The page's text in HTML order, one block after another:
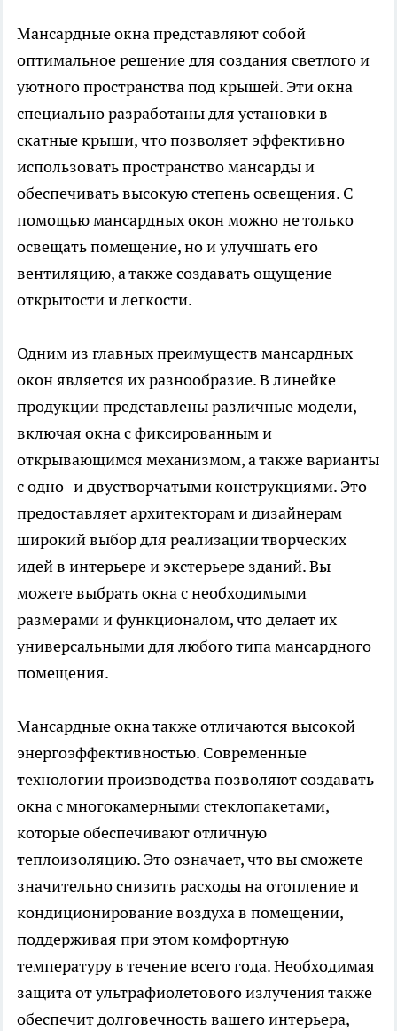
Мансардные окнапредставляют собой
оптимальное решение для создания светлого и
уютного пространства под крышей. Эти окна
специально разработаны для установки в
скатные крыши, что позволяет эффективно
использовать пространство мансарды и
обеспечивать высокую степень освещения. С
помощью мансардных окон можно не только
освещать помещение, но и улучшать его
вентиляцию, а также создавать ощущение
открытости и легкости.
Одним из главных преимуществ мансардных
окон является их разнообразие. В линейке
продукции представлены различные модели,
включая окна с фиксированным и
открывающимся механизмом, а также варианты
с одно- и двустворчатыми конструкциями. Это
предоставляет архитекторам и дизайнерам
широкий выбор для реализации творческих
идей в интерьере и экстерьере зданий. Вы
можете выбрать окна с необходимыми
размерами и функционалом, что делает их
универсальными для любого типа мансардного
помещения.
Мансардные окна также отличаются высокой
энергоэффективностью. Современные
технологии производства позволяют создавать
окна с многокамерными стеклопакетами,
которые обеспечивают отличную
теплоизоляцию. Это означает, что вы сможете
значительно снизить расходы на отопление и
кондиционирование воздуха в помещении,
поддерживая при этом комфортную
температуру в течение всего года. Необходимая
защита от ультрафиолетового излучения также
обеспечит долговечность вашего интерьера,